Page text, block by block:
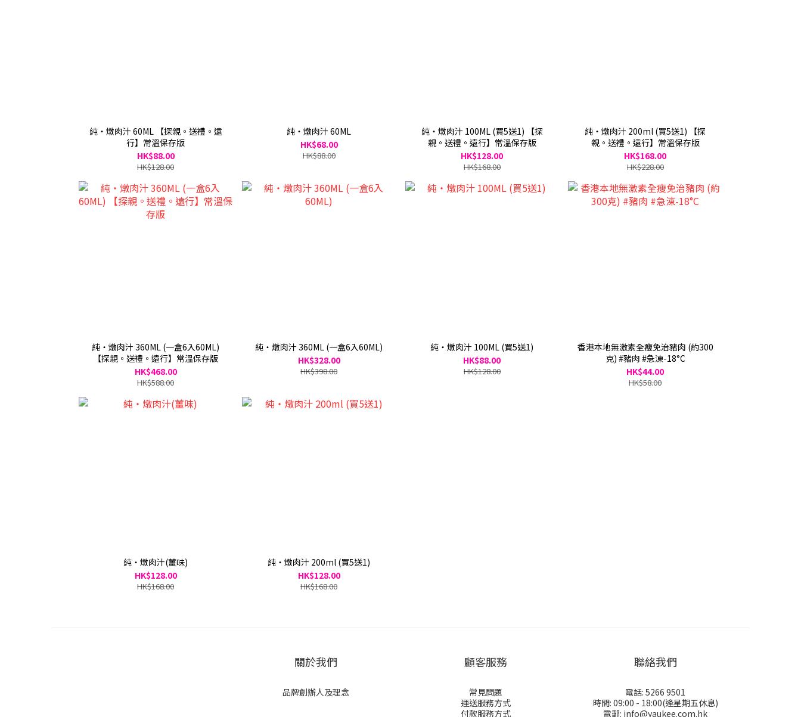
純・燉肉汁 60ML 【探親。送禮。遠
行】常溫保存版
HK$88.00
HK$128.00
純・燉肉汁 60ML
HK$68.00
HK$88.00
純・燉肉汁 100ML (買5送1) 【探
親。送禮。遠行】常溫保存版
HK$128.00
HK$168.00
純・燉肉汁 200ml (買5送1) 【探
親。送禮。遠行】常溫保存版
HK$168.00
HK$228.00
純・燉肉汁 360ML (一盒6入60ML)
【探親。送禮。遠行】常溫保存版
HK$468.00
HK$588.00
純・燉肉汁 360ML (一盒6入60ML)
HK$328.00
HK$398.00
純・燉肉汁 100ML (買5送1)
HK$88.00
HK$128.00
香港本地無激素全瘦免治豬肉 (約300
克) #豬肉 #急涷-18°C
HK$44.00
HK$58.00
純・燉肉汁(薑味)
HK$128.00
HK$168.00
純・燉肉汁 200ml (買5送1)
HK$128.00
HK$168.00
關於我們
品牌創辦人及理念
顧客服務
常見問題
運送服務方式
付款服務方式
聯絡我們
電話: 5266 9501
時間: 09:00 - 18:00(逄星期五休息)
電郵: info@yaukee.com.hk